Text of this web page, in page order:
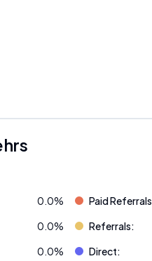
0.0% Paid Referrals
0.0% Referrals:
0.0% Direct: